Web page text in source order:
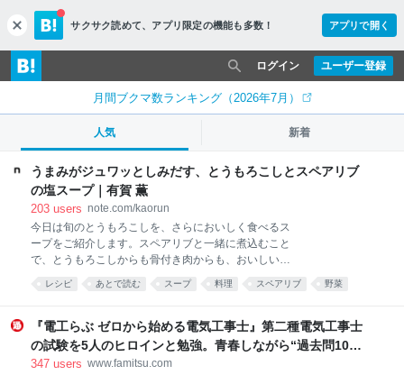
c
l
o
s
サクサク読めて、 アプリ限定の機能も多数！ アプリで開く
ユーザー登録
ログイン
月間ブクマ数ランキング（2026年7月）
人気 新着
うまみがジュワッとしみだす、とうもろこしとスペアリブ
の塩スープ｜有賀 薫
203 users note.com/kaorun
今日は旬のとうもろこしを、さらにおいしく食べるス
ープをご紹介します。スペアリブと一緒に煮込むこと
で、とうもろこしからも骨付き肉からも、おいしい出
汁がとれるのです。作り方は「切って、煮込むだけ」
と、極めてシンプル。ぜひお試しください！ この記事
におまかせ！滋味あふれる夏のスープをご紹介しまし
ょう。ぶつ切りにしたとうもろこしと骨付き豚肉・ス
ペアリブを、塩味で煮込むだけの超シンプルなレシ
レシピ あとで読む スープ 料理 スペアリブ 野菜
『電工らぶ ゼロから始める電気工事士』第二種電気工事士
の試験を5人のヒロインと勉強。青春しながら“過去問1000
問”や“本番形式CBT模擬試験”で本格的に学べるノベルゲー
347 users www.famitsu.com